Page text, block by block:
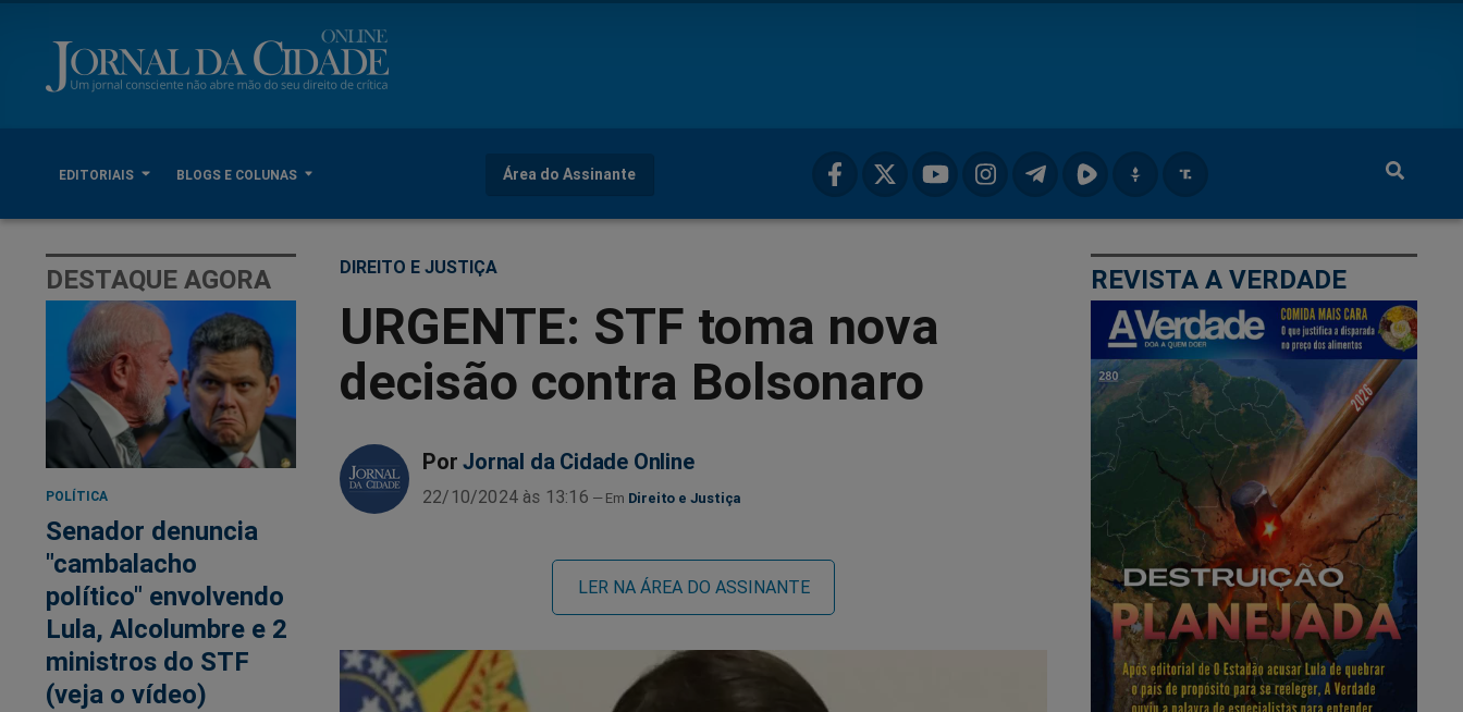
EDITORIAIS BLOGS E COLUNAS Área do Assinante
DESTAQUE AGORA
POLÍTICA
Senador denuncia
"cambalacho
político" envolvendo
Lula, Alcolumbre e 2
ministros do STF
(veja o vídeo)
DIREITO E JUSTIÇA
URGENTE: STF toma nova
decisão contra Bolsonaro
Por Jornal da Cidade Online
22/10/2024 às 13:16 Direito e Justiça
LER NA ÁREA DO ASSINANTE
REVISTA A VERDADE